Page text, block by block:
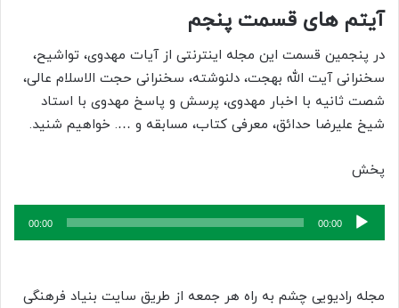
آیتم های قسمت پنجم
در پنجمین قسمت این مجله اینترنتی از آیات مهدوی، تواشیح،
سخنرانی آیت الله بهجت، دلنوشته، سخنرانی حجت الاسلام عالی،
شصت ثانیه با اخبار مهدوی، پرسش و پاسخ مهدوی با استاد
شیخ علیرضا حدائق، معرفی کتاب، مسابقه و …. خواهیم شنید.
پخش
پخش‌کننده
صوت
00:00
00:00
مجله رادیویی چشم به راه هر جمعه از طریق سایت بنیاد فرهنگی